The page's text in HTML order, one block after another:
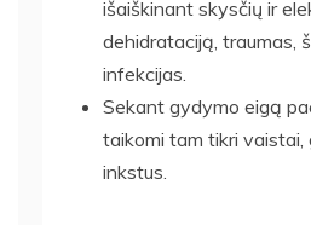
išaiškinant skysčių ir
dehidrataciją, traumas,
infekcijas.
Sekant gydymo eigą
taikomi tam tikri
inkstus.